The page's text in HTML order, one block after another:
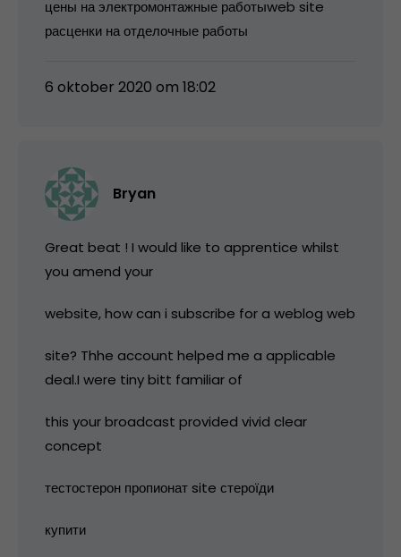
цены на электромонтажные работыweb site
расценки на отделочные работы
6 oktober 2020 om 18:02
Bryan
Great beat ! I would like to apprentice whilst
you amend your
website, how can i subscribe for a weblog web
site? Thhe account helped me a applicable
deal.I were tiny bitt familiar of
this your broadcast provided vivid clear
concept
тестостерон пропионат site стероїди
купити